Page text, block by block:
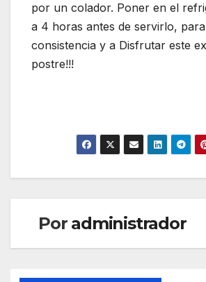
por un colador. Poner en el
a 4 horas antes de servirlo,
consistencia y a Disfrutar este
postre!!!
Por administrador